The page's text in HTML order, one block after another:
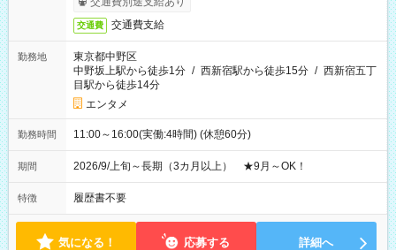
交通費 交通費支給
勤務地
東京都中野区
中野坂上駅から徒歩1分 / 西新宿駅から徒歩15分 / 西新宿五丁
目駅から徒歩14分
エンタメ
勤務時間 11:00～16:00(実働:4時間) (休憩60分)
期間 2026/9/上旬～長期（3カ月以上） ★9月～OK！
特徴 履歴書不要
気になる！ 応募する 詳細へ